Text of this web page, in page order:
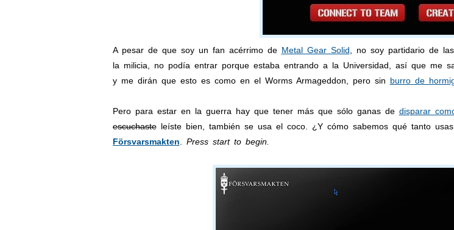
A pesar de que soy un fan acérrimo de Metal Gear Solid , no soy partidario de
la milicia, no podía entrar porque estaba entrando a la Universidad, así que me
y me dirán que esto es como en el Worms Armageddon, pero sin burro de
Pero para estar en la guerra hay que tener más que sólo ganas de disparar
escuchasteleíste bien, también se usa el coco. ¿Y cómo sabemos qué tanto
Försvarsmakten
Press start to begin.